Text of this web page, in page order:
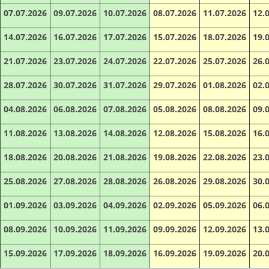
07.07.2026 09.07.2026 10.07.2026 08.07.2026 11.07.2026
14.07.2026 16.07.2026 17.07.2026 15.07.2026 18.07.2026
21.07.2026 23.07.2026 24.07.2026 22.07.2026 25.07.2026
28.07.2026 30.07.2026 31.07.2026 29.07.2026 01.08.2026
04.08.2026 06.08.2026 07.08.2026 05.08.2026 08.08.2026
11.08.2026 13.08.2026 14.08.2026 12.08.2026 15.08.2026
18.08.2026 20.08.2026 21.08.2026 19.08.2026 22.08.2026
25.08.2026 27.08.2026 28.08.2026 26.08.2026 29.08.2026
01.09.2026 03.09.2026 04.09.2026 02.09.2026 05.09.2026
08.09.2026 10.09.2026 11.09.2026 09.09.2026 12.09.2026
15.09.2026 17.09.2026 18.09.2026 16.09.2026 19.09.2026